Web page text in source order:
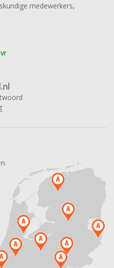
medewerkers,